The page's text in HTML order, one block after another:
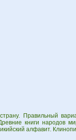
Правильный
книги народов
алфавит.